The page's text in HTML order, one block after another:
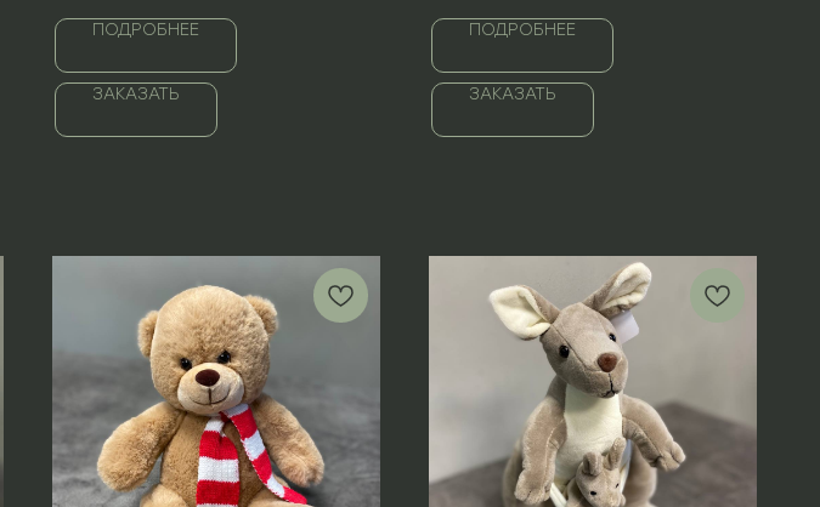
ПОДРОБНЕЕ
ЗАКАЗАТЬ
ПОДРОБНЕЕ
ЗАКАЗАТЬ